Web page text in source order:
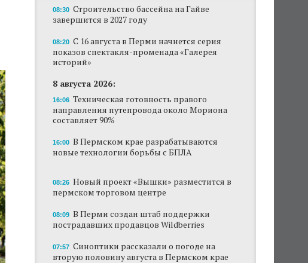
В Пермском крае установят новые станции
обнаружения беспилотников
Они используются для обнаружения и
отслеживания БПЛА в воздухе.
Новый проект «Вышки» разместится в
пермском торговом центре
В Перми создан штаб поддержки
пострадавших продавцов Wildberries
Сеть «Иль де Ботэ» уходит из Перми
Власти Перми намерены развернуть борьбу
с брошенными автомобилями
Продажи туров из Перми в Абхазию упали
на 30%
Власти вернулись к проекту большого
стадиона в Камской долине Перми
08:30 Строительство бассейна на Гайве
завершится в 2027 году
08:20 С 16 августа в Перми начнется серия
показов спектакля-променада «Галерея
историй»
8 августа 2026:
16:06 Техническая готовность правого
направления путепровода около Мориона
составляет 90%
16:00 В Пермском крае разрабатываются
новые технологии борьбы с БПЛА
08:26 Новый проект «Вышки» разместится в
пермском торговом центре
08:09 В Перми создан штаб поддержки
пострадавших продавцов Wildberries
07:57 Синоптики рассказали о погоде на
вторую половину августа в Пермском крае